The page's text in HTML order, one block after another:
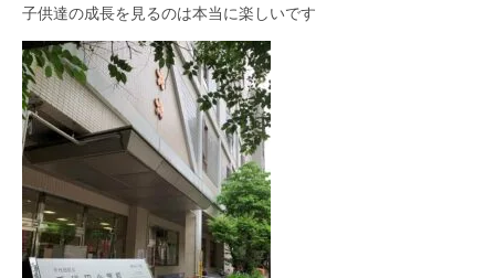
子供達の成長を見るのは本当に楽しいです